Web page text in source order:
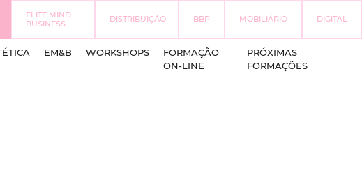
ELITE MIND
BUSINESS
DISTRIBUIÇÃO BBP MOBILIÁRIO DIGITAL
EM&B WORKSHOPS
FORMAÇÃO
ON-LINE
PRÓXIMAS
FORMAÇÕES